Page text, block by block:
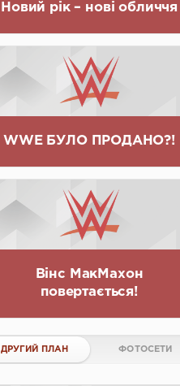
Новий рік – нові обличчя
WWE БУЛО ПРОДАНО?!
Вінс МакМахон
повертається!
ДРУГИЙ ПЛАН ФОТОСЕТИ